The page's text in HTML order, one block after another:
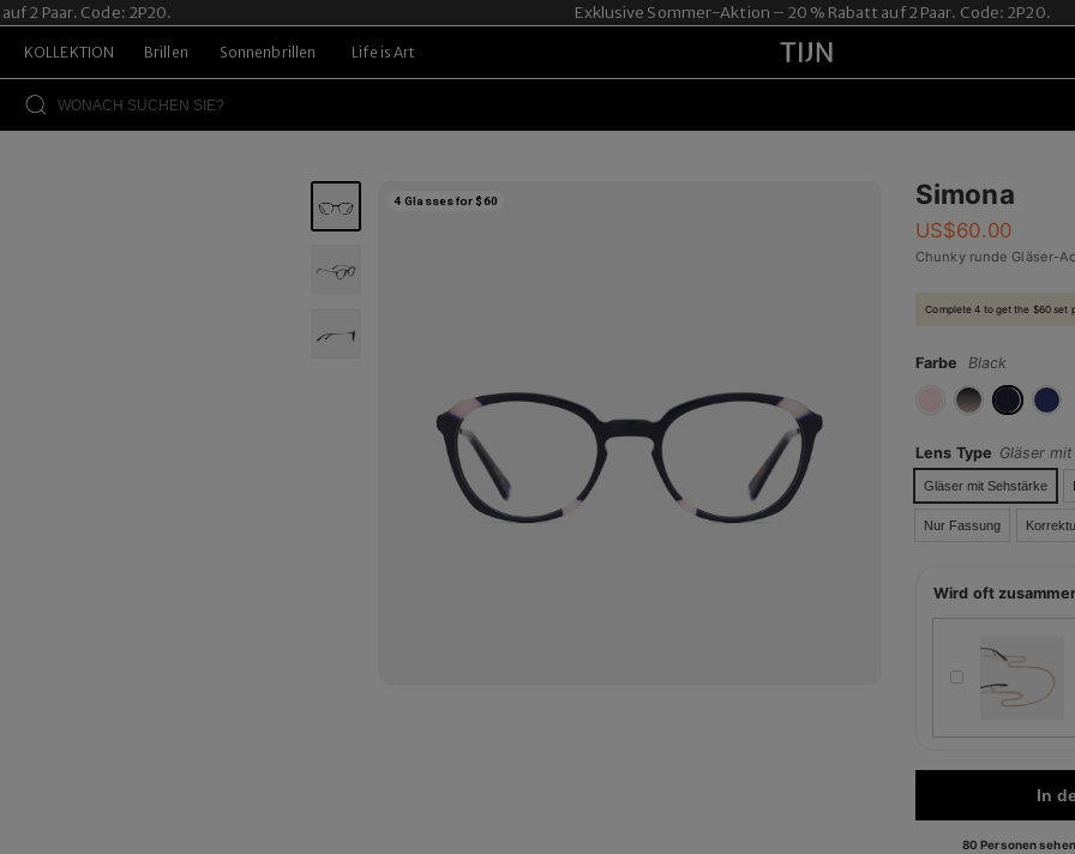
Paar. Code: 2P20. Exklusive Sommer-Aktion – 20 % Rabatt auf 2 Paar. Code: 2P20.
KOLLEKTION Brillen Sonnenbrillen Life is Art
4 Glasses for $60 Simona
US$60.00
Chunky runde Gläser-
Complete 4 to get the $60 set
Farbe Black
Lens Type Gläser
Gläser mit Sehstärke
Nur Fassung
Wird oft
In
80 Personen